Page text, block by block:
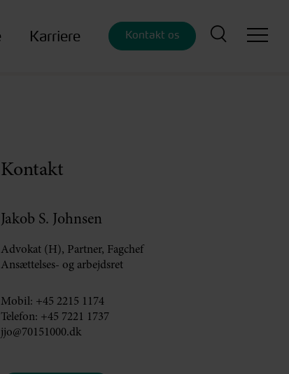
Karriere Kontakt os
Kontakt
Jakob S. Johnsen
Advokat (H), Partner, Fagchef
Ansættelses- og arbejdsret
Mobil: +45 2215 1174
Telefon: +45 7221 1737
jjo@70151000.dk